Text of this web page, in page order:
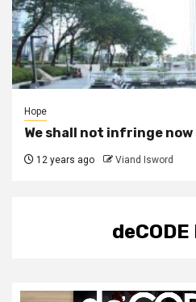
Hope
We shall not infringe
12 years ago Viand Isword
deCODE